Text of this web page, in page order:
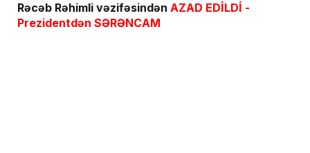
Rəcəb Rəhimli vəzifəsindən AZAD EDİLDİ -
Prezidentdən SƏRƏNCAM